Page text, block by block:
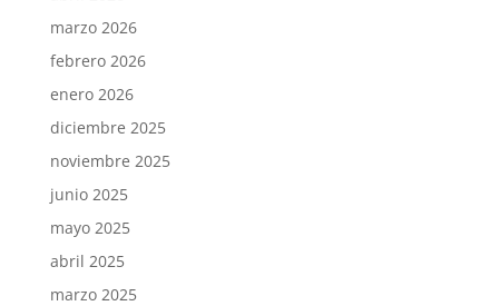
marzo 2026
febrero 2026
enero 2026
diciembre 2025
noviembre 2025
junio 2025
mayo 2025
abril 2025
marzo 2025